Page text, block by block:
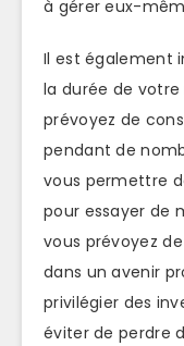
à gérer eux-
Il est également
la durée de votre
prévoyez de
pendant de
vous permettre
pour essayer de
vous prévoyez
dans un avenir
privilégier des
éviter de perdre